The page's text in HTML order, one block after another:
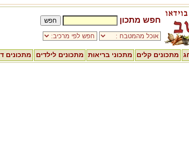
חפש מתכון
מתכונים קלים מתכוני בריאות מתכונים לילדים מתכונים